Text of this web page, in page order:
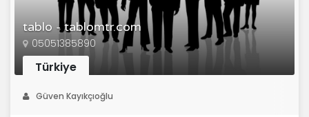
tablo - tablomtr.com
05051385890
Türkiye
Güven Kayıkçıoğlu